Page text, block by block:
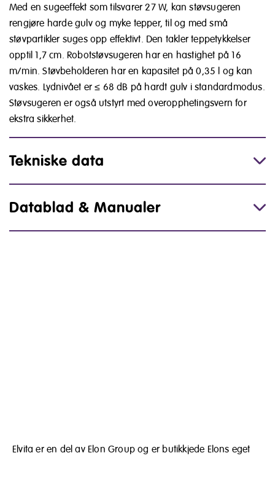
Med en sugeeffekt som tilsvarer 27 W, kan støvsugeren
rengjøre harde gulv og myke tepper, til og med små
støvpartikler suges opp effektivt. Den takler teppetykkelser
opptil 1,7 cm. Robotstøvsugeren har en hastighet på 16
m/min. Støvbeholderen har en kapasitet på 0,35 l og kan
vaskes. Lydnivået er ≤ 68 dB på hardt gulv i standardmodus.
Støvsugeren er også utstyrt med overopphetingsvern for
ekstra sikkerhet.
Tekniske data
Datablad & Manualer
Elvita er en del av Elon Group og er butikkjede Elons eget